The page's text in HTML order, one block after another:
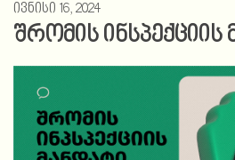
ივნისი 16, 2024
შრომის ინსპექციის